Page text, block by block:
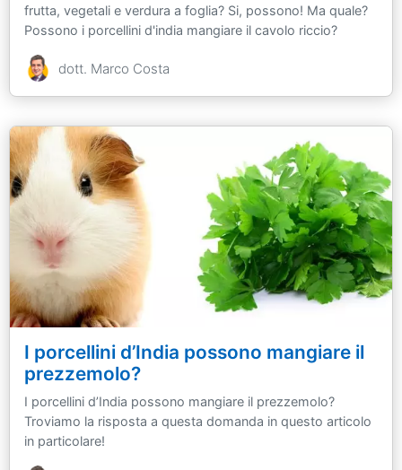
frutta, vegetali e verdura a foglia? Si, possono! Ma quale?
Possono i porcellini d'india mangiare il cavolo riccio?
dott. Marco Costa
I porcellini d’India possono mangiare il
prezzemolo?
I porcellini d’India possono mangiare il prezzemolo?
Troviamo la risposta a questa domanda in questo articolo
in particolare!